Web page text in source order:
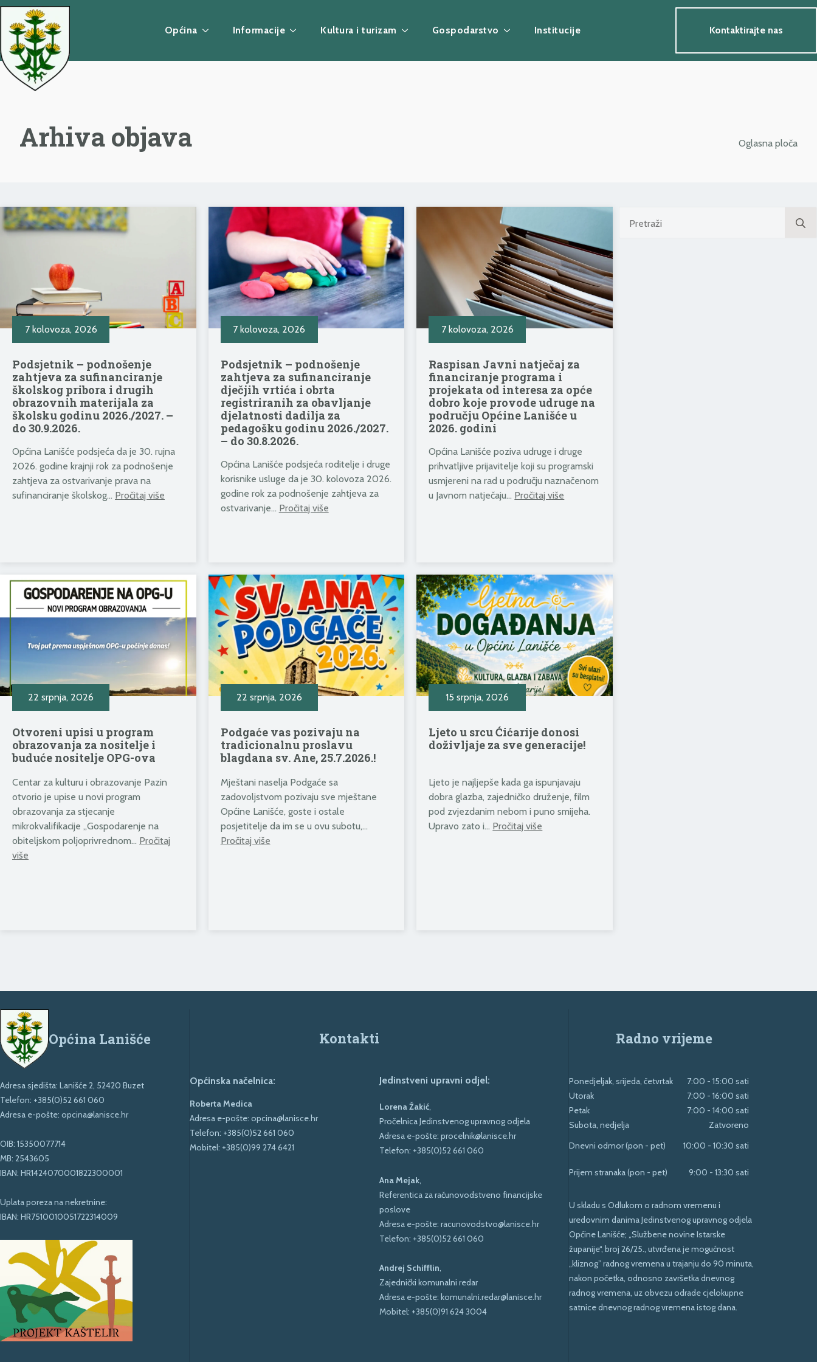
Općina Informacije Kultura i turizam Gospodarstvo Institucije Kontaktirajte nas
Arhiva objava Oglasna ploča
7 kolovoza, 2026
Podsjetnik – podnošenje
zahtjeva za sufinanciranje
školskog pribora i drugih
obrazovnih materijala za
školsku godinu 2026./2027. –
do 30.9.2026.
Općina Lanišće podsjeća da je 30. rujna
2026. godine krajnji rok za podnošenje
zahtjeva za ostvarivanje prava na
sufinanciranje školskog… Pročitaj više
7 kolovoza, 2026
Podsjetnik – podnošenje
zahtjeva za sufinanciranje
dječjih vrtića i obrta
registriranih za obavljanje
djelatnosti dadilja za
pedagošku godinu 2026./2027.
– do 30.8.2026.
Općina Lanišće podsjeća roditelje i druge
korisnike usluge da je 30. kolovoza 2026.
godine rok za podnošenje zahtjeva za
ostvarivanje… Pročitaj više
7 kolovoza, 2026
Raspisan Javni natječaj za
financiranje programa i
projekata od interesa za opće
dobro koje provode udruge na
području Općine Lanišće u
2026. godini
Općina Lanišće poziva udruge i druge
prihvatljive prijavitelje koji su programski
usmjereni na rad u području naznačenom
u Javnom natječaju… Pročitaj više
22 srpnja, 2026
Otvoreni upisi u program
obrazovanja za nositelje i
buduće nositelje OPG-ova
Centar za kulturu i obrazovanje Pazin
otvorio je upise u novi program
obrazovanja za stjecanje
mikrokvalifikacije „Gospodarenje na
obiteljskom poljoprivrednom… Pročitaj
više
22 srpnja, 2026
Podgaće vas pozivaju na
tradicionalnu proslavu
blagdana sv. Ane, 25.7.2026.!
Mještani naselja Podgaće sa
zadovoljstvom pozivaju sve mještane
Općine Lanišće, goste i ostale
posjetitelje da im se u ovu subotu,…
Pročitaj više
15 srpnja, 2026
Ljeto u srcu Ćićarije donosi
doživljaje za sve generacije!
Ljeto je najljepše kada ga ispunjavaju
dobra glazba, zajedničko druženje, film
pod zvjezdanim nebom i puno smijeha.
Upravo zato i… Pročitaj više
Općina Lanišće
Adresa sjedišta: Lanišće 2, 52420 Buzet
Telefon: +385(0)52 661 060
Adresa e-pošte: opcina@lanisce.hr
OIB: 15350077714
MB: 2543605
IBAN: HR1424070001822300001
Uplata poreza na nekretnine:
IBAN: HR7510010051722314009
Kontakti
Općinska načelnica:
Roberta Medica
Adresa e-pošte: opcina@lanisce.hr
Telefon: +385(0)52 661 060
Mobitel: +385(0)99 274 6421
Jedinstveni upravni odjel:
Lorena Žakić,
Pročelnica Jedinstvenog upravnog odjela
Adresa e-pošte: procelnik@lanisce.hr
Telefon: +385(0)52 661 060
Ana Mejak
Referentica za računovodstveno financijske
poslove
Adresa e-pošte: racunovodstvo@lanisce.hr
Telefon: +385(0)52 661 060
Andrej Schifflin
Zajednički komunalni redar
Adresa e-pošte: komunalni.redar@lanisce.hr
Mobitel: +385(0)91 624 3004
Radno vrijeme
Ponedjeljak, srijeda, četvrtak
7:00 - 15:00 sati
Utorak
7:00 - 16:00 sati
Petak
7:00 - 14:00 sati
Subota, nedjelja
Zatvoreno
Dnevni odmor (pon - pet)
10:00 - 10:30 sati
Prijem stranaka (pon - pet) 9:00 - 13:30 sati
U skladu s Odlukom o radnom vremenu i
uredovnim danima Jedinstvenog upravnog odjela
Općine Lanišće; „Službene novine Istarske
županije“, broj 26/25., utvrđena je mogućnost
„kliznog” radnog vremena u trajanju do 90 minuta,
nakon početka, odnosno završetka dnevnog
radnog vremena, uz obvezu odrade cjelokupne
satnice dnevnog radnog vremena istog dana.